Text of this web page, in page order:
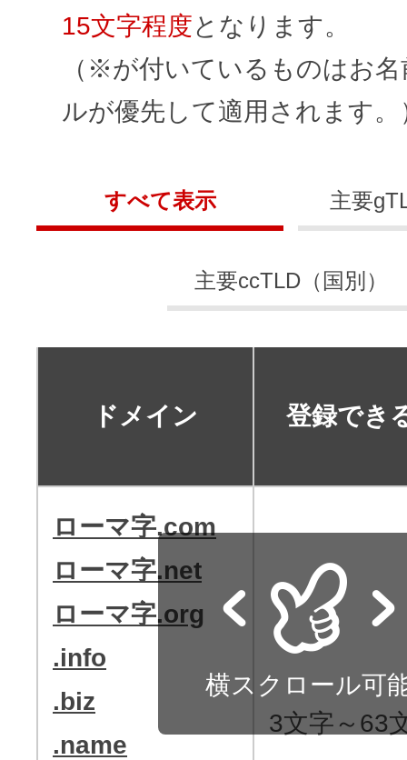
VPS
ドメインのセキュリティ診断を
お名前.comネットde診断
メールアドレスを作成
お名前メール
440万枚以上の電子証明書発行実績
SSL証明書
ブランド保護対策をかんたんに
ドメインモニタリング
その他
全Officeアプリが月額で使える
ドメイン販売パートナー
API連携や後払いが可能なプログラム
Domain ResellerProgram
API Integration,Bulk Discount
Contact us
バナー・テキスト広告などの掲載紹
アフィリエイト（成果報酬型
15文字程度となります。
（※が付いているものはお
ルが優先して適用されます。
すべて表示 主要
主要ccTLD（国別）
ドメイン 登録でき
ローマ字.com
ローマ字.net
ローマ字.org
.info
.biz
.name
3文字～63
横スクロール可